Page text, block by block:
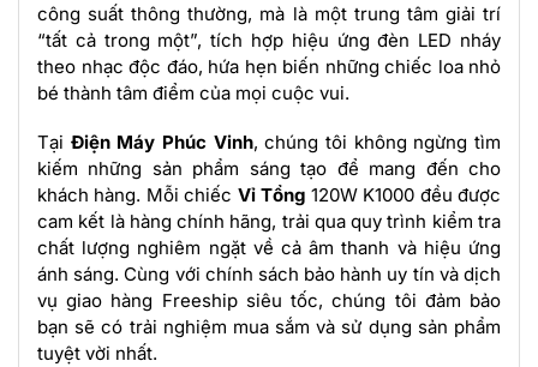
công suất thông thường, mà là một trung tâm giải trí
“tất cả trong một”, tích hợp hiệu ứng đèn LED nháy
theo nhạc độc đáo, hứa hẹn biến những chiếc loa nhỏ
bé thành tâm điểm của mọi cuộc vui.
Tại Điện Máy Phúc Vinh, chúng tôi không ngừng tìm
kiếm những sản phẩm sáng tạo để mang đến cho
khách hàng. Mỗi chiếc Vỉ Tổng 120W K1000 đều được
cam kết là hàng chính hãng, trải qua quy trình kiểm tra
chất lượng nghiêm ngặt về cả âm thanh và hiệu ứng
ánh sáng. Cùng với chính sách bảo hành uy tín và dịch
vụ giao hàng Freeship siêu tốc, chúng tôi đảm bảo
bạn sẽ có trải nghiệm mua sắm và sử dụng sản phẩm
tuyệt vời nhất.